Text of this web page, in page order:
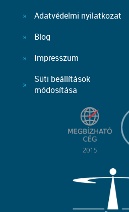
Adatvédelmi nyilatkozat
Blog
Impresszum
Süti beállítások
módosítása